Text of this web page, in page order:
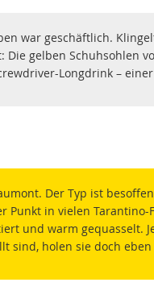
war geschäftlich.
gelben Schuhsohlen
Longdrink –
Der Typ ist
Punkt in vielen
und warm gequasselt.
sind, holen sie doch eben